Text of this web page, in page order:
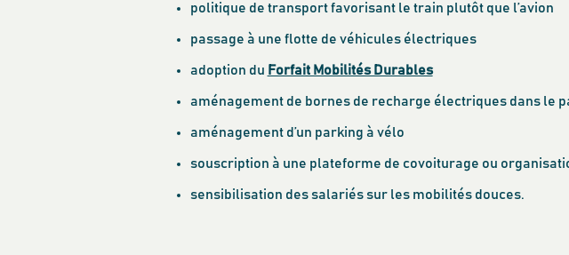
politique de transport favorisant le train plutôt que l’avion
passage à une flotte de véhicules électriques
adoption du Forfait Mobilités Durables
aménagement de bornes de recharge électriques dans le
aménagement d’un parking à vélo
souscription à une plateforme de covoiturage ou
sensibilisation des salariés sur les mobilités douces.